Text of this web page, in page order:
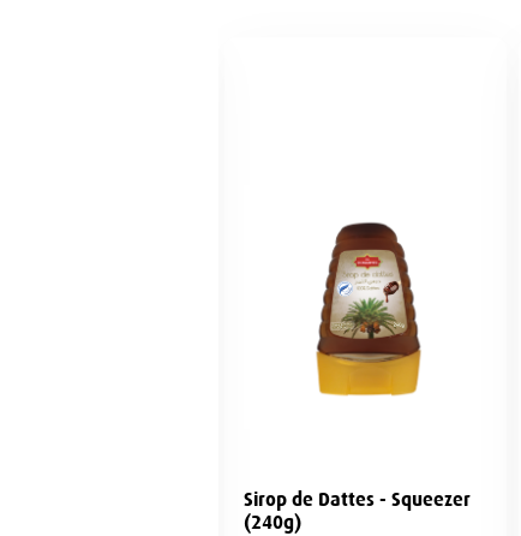
Sirop de Dattes - Squeezer
(240g)